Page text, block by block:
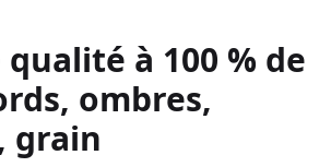
à 100 % de
ombres,
grain